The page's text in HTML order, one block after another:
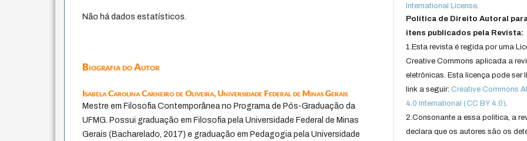
Não há dados estatísticos.
Biografia do Autor
Isabela Carolina Carneiro de Oliveira,Universidade Federal de Minas Gerais
Mestre em Filosofia Contemporânea no Programa de Pós-Graduação da
UFMG. Possui graduação em Filosofia pela Universidade Federal de Minas
Gerais (Bacharelado, 2017) e graduação em Pedagogia pela Universidade
International License.
Política de Direito Autoral
itens publicados pela Revista:
1.Esta revista é regida por uma
Creative Commons aplicada a
eletrônicas. Esta licença pode ser
link a seguir:Creative Commons
4.0 International (CC BY 4.0).
2.Consonante a essa politica, a
declara que os autores são os